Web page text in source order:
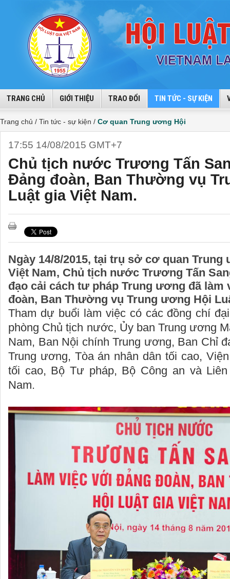
TRANG CHỦ GIỚI THIỆU TRAO ĐỔI TIN TỨC - SỰ KIỆN
Trang chủ / Tin tức - sự kiện / Cơ quan Trung ương Hội
17:55 14/08/2015 GMT+7
Chủ tịch nước Trương Tấn
Đảng đoàn, Ban Thường vụ
Luật gia Việt Nam.
Ngày 14/8/2015, tại trụ sở cơ quan Trung
Việt Nam, Chủ tịch nước Trương Tấn
đạo cải cách tư pháp Trung ương đã làm
đoàn, Ban Thường vụ Trung ương Hội
Tham dự buổi làm việc có các đồng chí
phòng Chủ tịch nước, Ủy ban Trung ương
Nam, Ban Nội chính Trung ương, Ban Chỉ
Trung ương, Tòa án nhân dân tối cao,
tối cao, Bộ Tư pháp, Bộ Công an và
Nam.